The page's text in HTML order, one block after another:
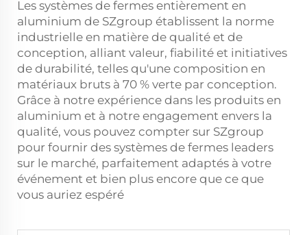
Les systèmes de fermes entièrement en
aluminium de SZgroup établissent la norme
industrielle en matière de qualité et de
conception, alliant valeur, fiabilité et initiatives
de durabilité, telles qu'une composition en
matériaux bruts à 70 % verte par conception.
Grâce à notre expérience dans les produits en
aluminium et à notre engagement envers la
qualité, vous pouvez compter sur SZgroup
pour fournir des systèmes de fermes leaders
sur le marché, parfaitement adaptés à votre
événement et bien plus encore que ce que
vous auriez espéré